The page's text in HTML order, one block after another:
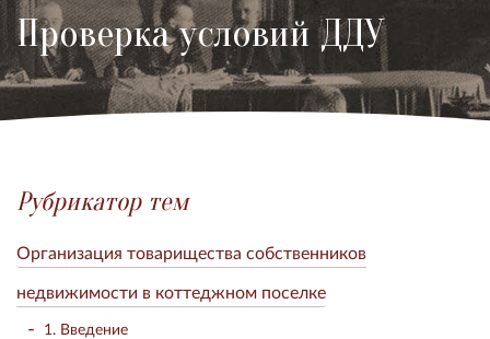
Проверка условий ДДУ
Рубрикатор тем
Организация товарищества собственников
недвижимости в коттеджном поселке
1. Введение